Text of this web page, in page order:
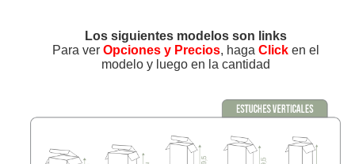
Los siguientes modelos son links
Para ver Opciones y Precios, haga Clicken el
modelo y luego en la cantidad